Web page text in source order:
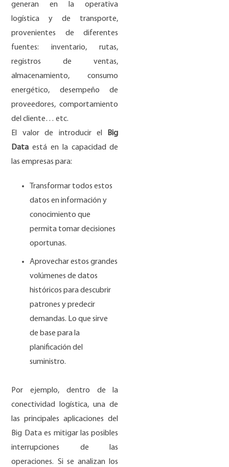
generan en la operativa
logística y de transporte,
provenientes de diferentes
fuentes: inventario, rutas,
registros de ventas,
almacenamiento, consumo
energético, desempeño de
proveedores, comportamiento
del cliente… etc.
El valor de introducir el Big
Data está en la capacidad de
las empresas para:
Transformar todos estos
datos en información y
conocimiento que
permita tomar decisiones
oportunas.
Aprovechar estos grandes
volúmenes de datos
históricos para descubrir
patrones y predecir
demandas. Lo que sirve
de base para la
planificación del
suministro.
Por ejemplo, dentro de la
conectividad logística, una de
las principales aplicaciones del
Big Data es mitigar las posibles
interrupciones de las
operaciones. Si se analizan los